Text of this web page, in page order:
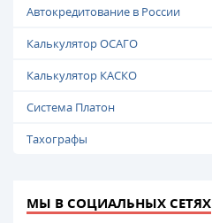
Автокредитование в России
Калькулятор ОСАГО
Калькулятор КАСКО
Система Платон
Тахографы
МЫ В СОЦИАЛЬНЫХ СЕТЯХ